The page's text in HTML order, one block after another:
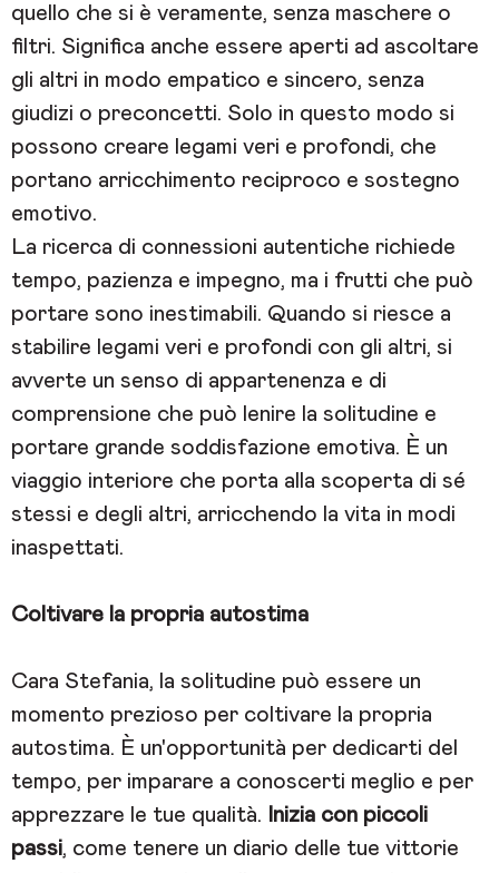
quello che si è veramente, senza maschere o
filtri. Significa anche essere aperti ad ascoltare
gli altri in modo empatico e sincero, senza
giudizi o preconcetti. Solo in questo modo si
possono creare legami veri e profondi, che
portano arricchimento reciproco e sostegno
emotivo.
La ricerca di connessioni autentiche richiede
tempo, pazienza e impegno, ma i frutti che può
portare sono inestimabili. Quando si riesce a
stabilire legami veri e profondi con gli altri, si
avverte un senso di appartenenza e di
comprensione che può lenire la solitudine e
portare grande soddisfazione emotiva. È un
viaggio interiore che porta alla scoperta di sé
stessi e degli altri, arricchendo la vita in modi
inaspettati.
Coltivare la propria autostima
Cara Stefania, la solitudine può essere un
momento prezioso per coltivare la propria
autostima. È un'opportunità per dedicarti del
tempo, per imparare a conoscerti meglio e per
apprezzare le tue qualità. Inizia con piccoli
passi, come tenere un diario delle tue vittorie